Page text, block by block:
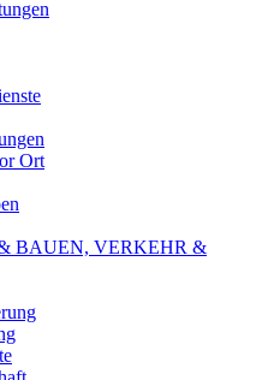
Ort
BAUEN, VERKEHR &